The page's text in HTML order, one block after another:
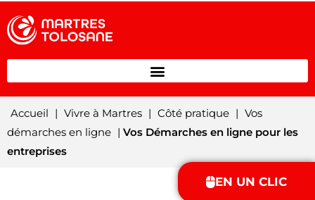
EN UN CLIC
Accueil | Vivre à Martres | Côté pratique | Vos
démarches en ligne | Vos Démarches en ligne pour les
entreprises